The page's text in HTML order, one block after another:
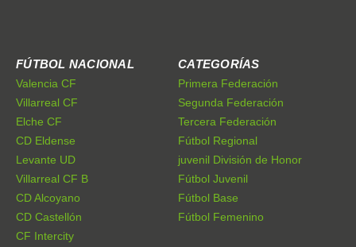
FÚTBOL NACIONAL
Valencia CF
Villarreal CF
Elche CF
CD Eldense
Levante UD
Villarreal CF B
CD Alcoyano
CD Castellón
CF Intercity
CATEGORÍAS
Primera Federación
Segunda Federación
Tercera Federación
Fútbol Regional
juvenil División de Honor
Fútbol Juvenil
Fútbol Base
Fútbol Femenino